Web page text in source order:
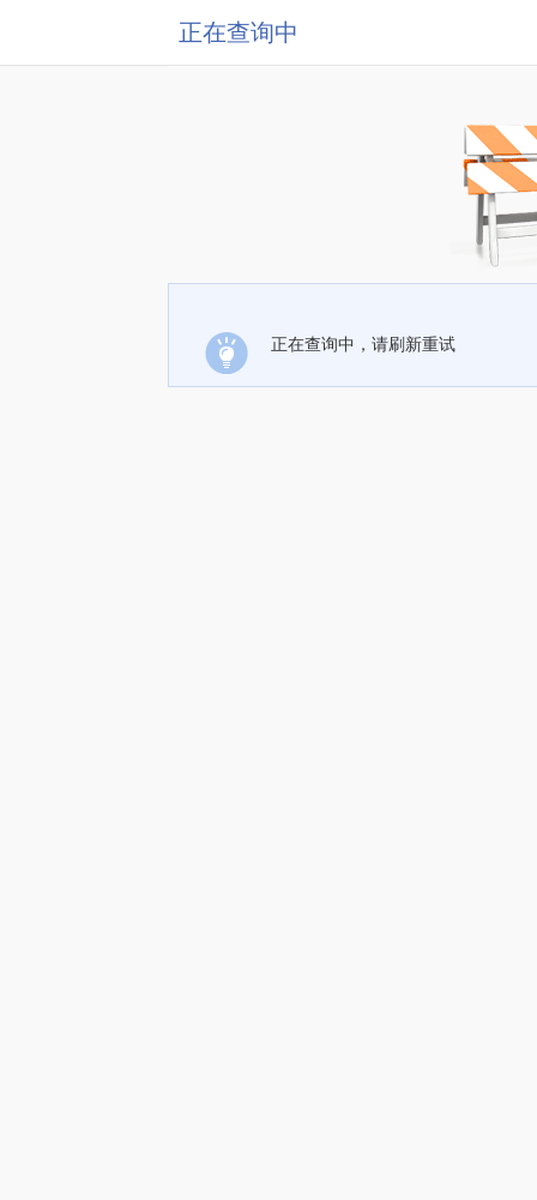
正在查询中
正在查询中，请刷新重试